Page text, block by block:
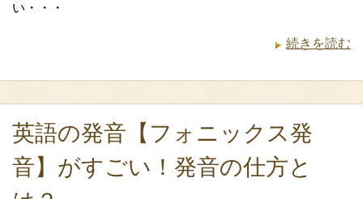
い・・・
続きを読む
英語の発音【フォニックス発
音】がすごい！発音の仕方と